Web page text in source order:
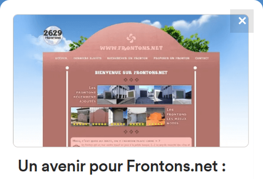
FRONTONS.NET
RECHERCHER UN FRONTON
PROPOSER UN FRONTON
4867
frontons
✕